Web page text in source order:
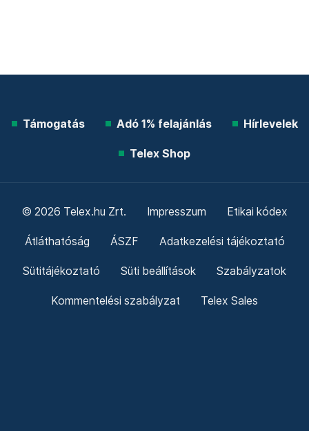
Támogatás Adó 1% felajánlás Hírlevelek
Telex Shop
© 2026 Telex.hu Zrt. Impresszum Etikai kódex
Átláthatóság ÁSZF Adatkezelési tájékoztató
Sütitájékoztató Süti beállítások Szabályzatok
Kommentelési szabályzat Telex Sales